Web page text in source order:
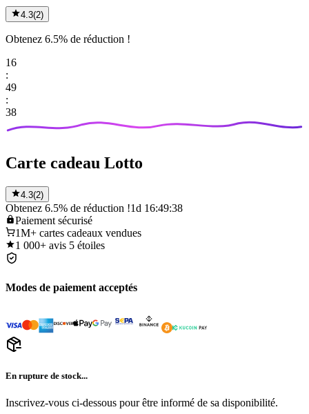
4.3(2)
Obtenez 6.5% de réduction !
16
:
49
:
38
Carte cadeau Lotto
4.3(2)
Obtenez 6.5% de réduction !1d 16:49:38
Paiement sécurisé
1M+ cartes cadeaux vendues
1 000+ avis 5 étoiles
Modes de paiement acceptés
En rupture de stock...
Inscrivez-vous ci-dessous pour être informé de sa disponibilité.